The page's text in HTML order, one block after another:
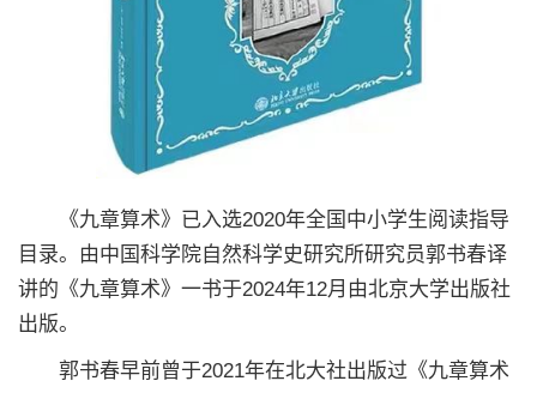
《九章算术》已入选2020年全国中小学生阅读指导
目录。由中国科学院自然科学史研究所研究员郭书春译
讲的《九章算术》一书于2024年12月由北京大学出版社
出版。
郭书春早前曾于2021年在北大社出版过《九章算术